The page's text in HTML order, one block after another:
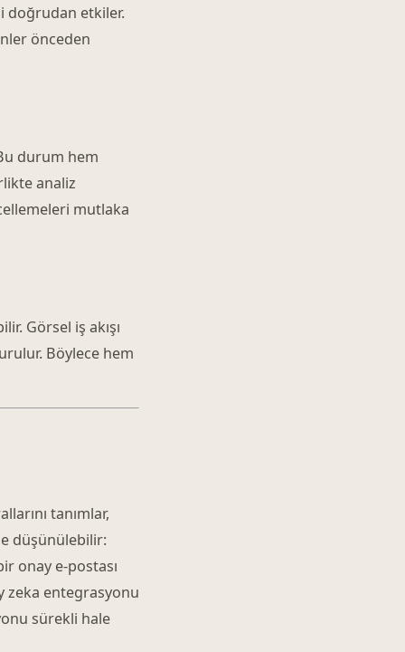
doğrudan etkiler.
önceden
durum hem
analiz
mutlaka
Görsel iş akışı
Böylece hem
tanımlar,
düşünülebilir:
onay e-postası
zeka entegrasyonu
sürekli hale